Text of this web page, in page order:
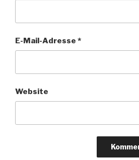
E-Mail-Adresse *
Website